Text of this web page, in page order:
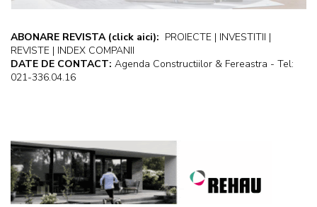
ABONARE REVISTA (click aici): PROIECTE | INVESTITII |
REVISTE | INDEX COMPANII
DATE DE CONTACT: Agenda Constructiilor & Fereastra - Tel:
021-336.04.16